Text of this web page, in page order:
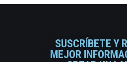
SUSCRÍBETE Y
MEJOR